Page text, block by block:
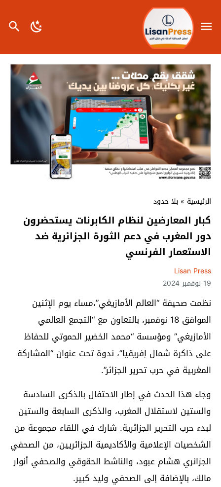
الرئيسية » بلا حدود
كبار المعارضين لنظام الكابرنات يستحضرون
دور المغرب في دعم الثورة الجزائرية ضد
الاستعمار الفرنسي
Lisan Press
19 نوفمبر 2024
نظمت صحيفة “العالم الأمازيغي”،مساء يوم الإثنين
الموافق 18 نوفمبر، بالتعاون مع “التجمع العالمي
الأمازيغي” ومؤسسة “محمد الخضير الحموتي للحفاظ
على ذاكرة شمال إفريقيا”، ندوة تحت عنوان “المشاركة
المغربية في حرب تحرير الجزائر”.
وجاء هذا الحدث في إطار الاحتفال بالذكرى السادسة
والستين لاستقلال المغرب، والذكرى السابعة والستين
لبدء حرب التحرير الجزائرية. شارك في اللقاء مجموعة من
الشخصيات الإعلامية والأكاديمية الجزائريين، من الصحفي
الجزائري هشام عبود، والناشط الحقوقي والصحفي أنوار
مالك، بالإضافة إلى الصحفي وليد كبير.